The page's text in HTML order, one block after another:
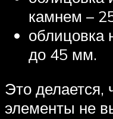
камнем –
облицовка
до 45 мм.
Это делается,
элементы не